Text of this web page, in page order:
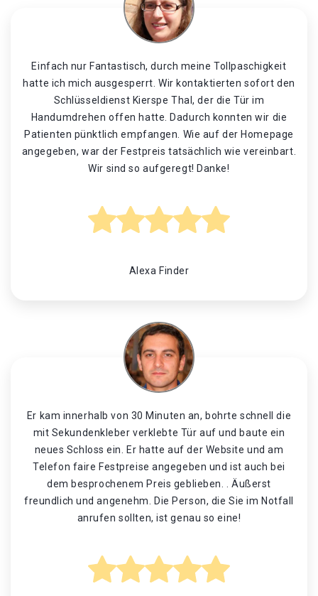
Einfach nur Fantastisch, durch meine Tollpaschigkeit
hatte ich mich ausgesperrt. Wir kontaktierten sofort den
Schlüsseldienst Kierspe Thal, der die Tür im
Handumdrehen offen hatte. Dadurch konnten wir die
Patienten pünktlich empfangen. Wie auf der Homepage
angegeben, war der Festpreis tatsächlich wie vereinbart.
Wir sind so aufgeregt! Danke!
Alexa Finder
Er kam innerhalb von 30 Minuten an, bohrte schnell die
mit Sekundenkleber verklebte Tür auf und baute ein
neues Schloss ein. Er hatte auf der Website und am
Telefon faire Festpreise angegeben und ist auch bei
dem besprochenem Preis geblieben. . Äußerst
freundlich und angenehm. Die Person, die Sie im Notfall
anrufen sollten, ist genau so eine!